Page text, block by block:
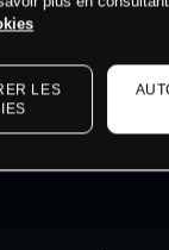
du marché.
LES